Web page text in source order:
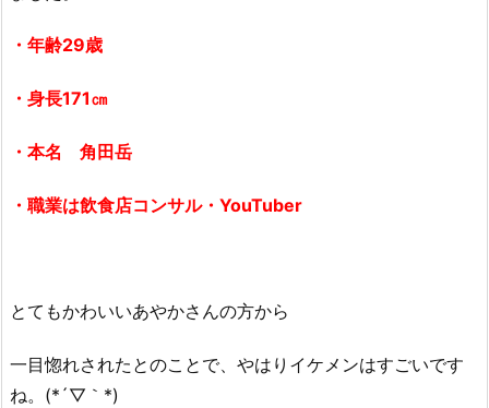
・年齢29歳
・身長171㎝
・本名 角田岳
・職業は飲食店コンサル・YouTuber
とてもかわいいあやかさんの方から
一目惚れされたとのことで、やはりイケメンはすごいです
ね。(*´▽｀*)